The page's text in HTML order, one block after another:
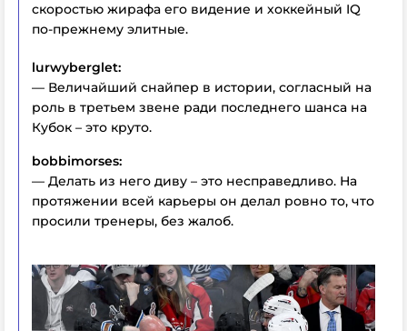
скоростью жирафа его видение и хоккейный IQ
по-прежнему элитные.
lurwyberglet:
— Величайший снайпер в истории, согласный на
роль в третьем звене ради последнего шанса на
Кубок – это круто.
bobbimorses:
— Делать из него диву – это несправедливо. На
протяжении всей карьеры он делал ровно то, что
просили тренеры, без жалоб.